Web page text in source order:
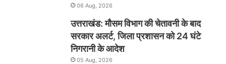
06 Aug, 2026
उत्तराखंड: मौसम विभाग की चेतावनी के बाद
सरकार अलर्ट, जिला प्रशासन को 24 घंटे
निगरानी के आदेश
05 Aug, 2026